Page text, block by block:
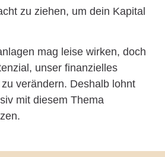
zu ziehen, um dein Kapital
mag leise wirken, doch
unser finanzielles
verändern. Deshalb lohnt
mit diesem Thema